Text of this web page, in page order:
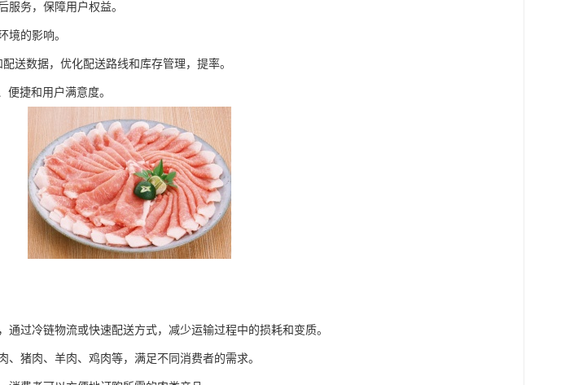
服务，保障用户权益。
境的影响。
送数据，优化配送路线和库存管理，提率。
捷和用户满意度。
通过冷链物流或快速配送方式，减少运输过程中的损耗和变质。
猪肉、羊肉、鸡肉等，满足不同消费者的需求。